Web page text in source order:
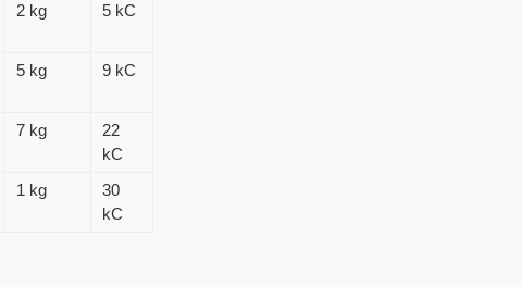
2 kg 5 kC
5 kg 9 kC
7 kg
22
kC
1 kg
30
kC